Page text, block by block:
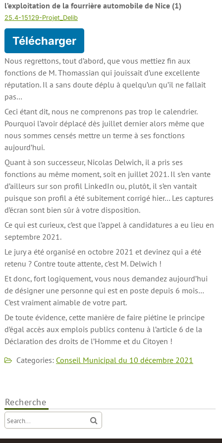
l’exploitation de la fourrière automobile de Nice (1)
25.4-15129-Projet_Delib
Télécharger
Nous regrettons, tout d’abord, que vous mettiez fin aux
fonctions de M. Thomassian qui jouissait d’une excellente
réputation. Il a sans doute déplu à quelqu’un qu’il ne fallait
pas…
Ceci étant dit, nous ne comprenons pas trop le calendrier.
Pourquoi l’avoir déplacé dès juillet dernier alors même que
nous sommes censés mettre un terme à ses fonctions
aujourd’hui.
Quant à son successeur, Nicolas Delwich, il a pris ses
fonctions au même moment, soit en juillet 2021. Il s’en vante
d’ailleurs sur son profil LinkedIn ou, plutôt, il s’en vantait
puisque son profil a été subitement corrigé hier… Les captures
d’écran sont bien sûr à votre disposition.
Ce qui est curieux, c’est que l’appel à candidatures a eu lieu en
septembre 2021.
Le jury a été organisé en octobre 2021 et devinez qui a été
retenu ? Contre toute attente, c’est M. Delwich !
Et donc, fort logiquement, vous nous demandez aujourd’hui
de désigner une personne qui est en poste depuis 6 mois…
C’est vraiment aimable de votre part.
De toute évidence, cette manière de faire piétine le principe
d’égal accès aux emplois publics contenu à l’article 6 de la
Déclaration des droits de l’Homme et du Citoyen !
Categories: Conseil Municipal du 10 décembre 2021
Recherche